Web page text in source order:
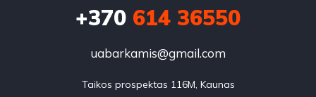
+370 614 36550
uabarkamis@gmail.com
Taikos prospektas 116M, Kaunas